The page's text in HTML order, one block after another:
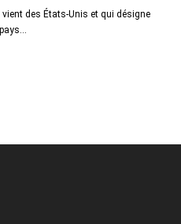
des États-Unis et qui désigne